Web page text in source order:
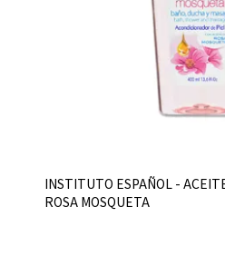
INSTITUTO ESPAÑOL -
ROSA MOSQUETA